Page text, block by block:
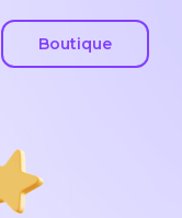
Boutique